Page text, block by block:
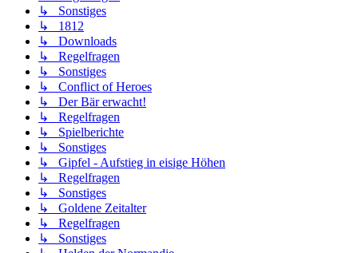
↳ Sonstiges
↳ 1812
↳ Downloads
↳ Regelfragen
↳ Sonstiges
↳ Conflict of Heroes
↳ Der Bär erwacht!
↳ Regelfragen
↳ Spielberichte
↳ Sonstiges
↳ Gipfel - Aufstieg in eisige Höhen
↳ Regelfragen
↳ Sonstiges
↳ Goldene Zeitalter
↳ Regelfragen
↳ Sonstiges